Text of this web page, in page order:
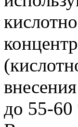
до 55-60